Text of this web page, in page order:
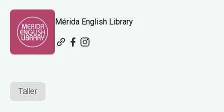
Mérida English Library
Taller